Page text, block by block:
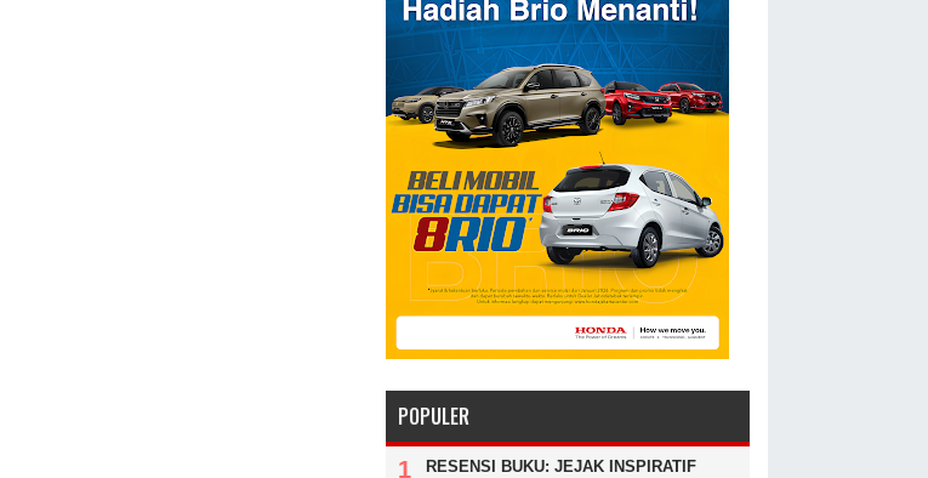
POPULER
RESENSI BUKU: JEJAK INSPIRATIF